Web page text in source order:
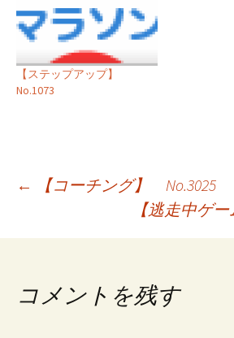
【ステップアップ】
No.1073
投
ビ
←
【コーチング】 No.3025
【逃走中ゲ
コメントを残す